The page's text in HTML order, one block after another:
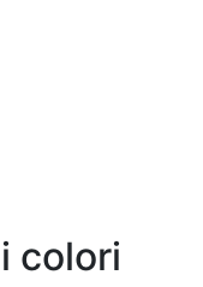
colori